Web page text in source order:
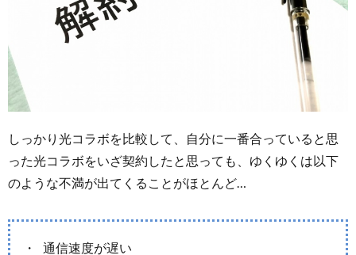
しっかり光コラボを比較して、自分に一番合っていると思
った光コラボをいざ契約したと思っても、ゆくゆくは以下
のような不満が出てくることがほとんど…
通信速度が遅い